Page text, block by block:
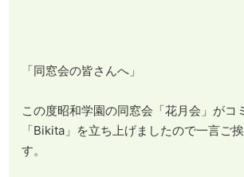
「同窓会の皆さんへ」
この度昭和学園の同窓会「花月会」がコ
「Bikita」を立ち上げましたので一言ご
す。